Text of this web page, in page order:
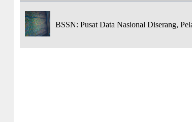
BSSN: Pusat Data Nasional Diserang,